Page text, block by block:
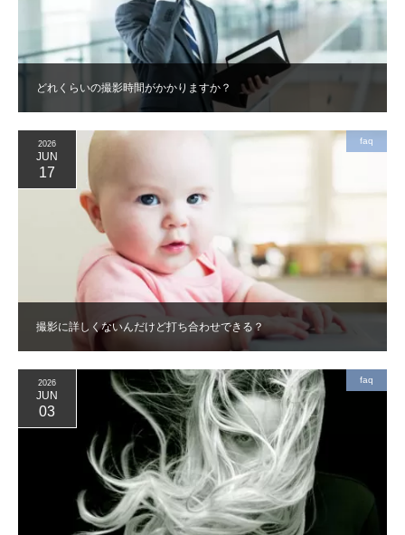
どれくらいの撮影時間がかかりますか？
撮影に詳しくないんだけど打ち合わせできる？
2026
JUN
17
faq
2026
JUN
03
faq